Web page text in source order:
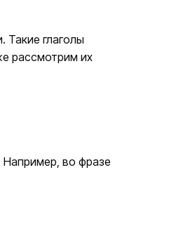
Такие глаголы
рассмотрим их
Например, во фразе